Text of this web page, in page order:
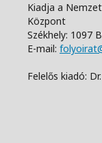
Kiadja a
Központ
Székhely: 1097
E-mail:
Felelős kiadó: